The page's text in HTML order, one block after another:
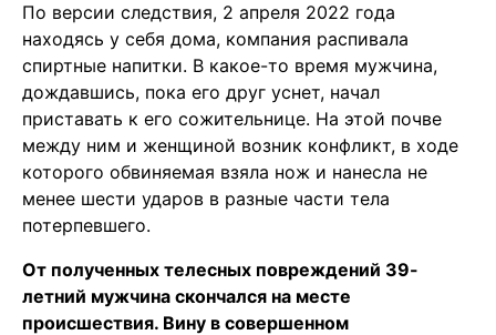
По версии следствия, 2 апреля 2022 года
находясь у себя дома, компания распивала
спиртные напитки. В какое-то время мужчина,
дождавшись, пока его друг уснет, начал
приставать к его сожительнице. На этой почве
между ним и женщиной возник конфликт, в ходе
которого обвиняемая взяла нож и нанесла не
менее шести ударов в разные части тела
потерпевшего.
От полученных телесных повреждений 39-
летний мужчина скончался на месте
происшествия. Вину в совершенном